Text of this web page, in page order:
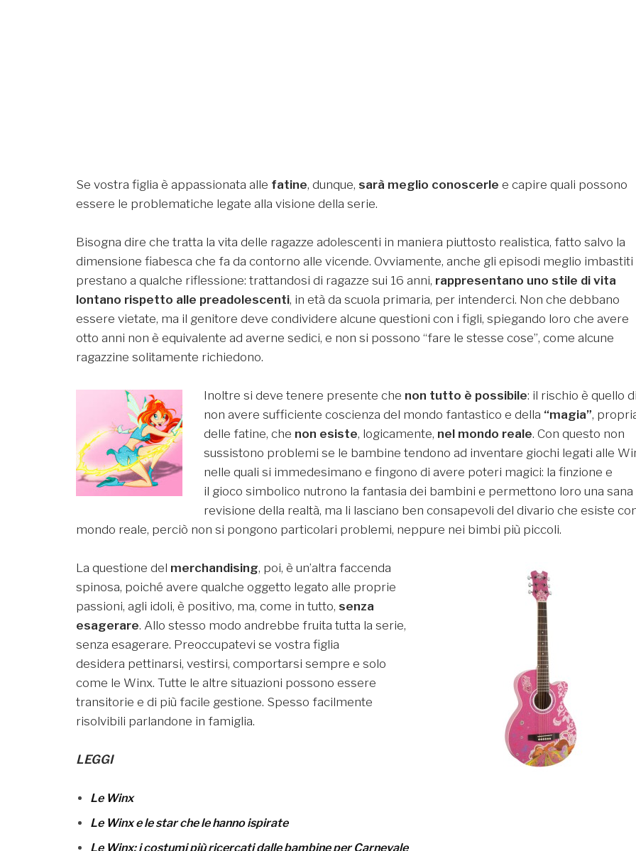
Se vostra figlia è appassionata alle fatine, dunque, sarà meglio conoscerle e capire quali possono
essere le problematiche legate alla visione della serie.
Bisogna dire che tratta la vita delle ragazze adolescenti in maniera piuttosto realistica, fatto salvo la
dimensione fiabesca che fa da contorno alle vicende. Ovviamente, anche gli episodi meglio imbastiti
prestano a qualche riflessione: trattandosi di ragazze sui 16 anni, rappresentano uno stile di vita
lontano rispetto alle preadolescenti, in età da scuola primaria, per intenderci. Non che debbano
essere vietate, ma il genitore deve condividere alcune questioni con i figli, spiegando loro che avere
otto anni non è equivalente ad averne sedici, e non si possono “fare le stesse cose”, come alcune
ragazzine solitamente richiedono.
Inoltre si deve tenere presente che non tutto è possibile: il rischio è quello di
non avere sufficiente coscienza del mondo fantastico e della “magia”,
delle fatine, che non esiste, logicamente, nel mondo reale. Con questo non
sussistono problemi se le bambine tendono ad inventare giochi legati alle
nelle quali si immedesimano e fingono di avere poteri magici: la finzione e
il gioco simbolico nutrono la fantasia dei bambini e permettono loro una sana
revisione della realtà, ma li lasciano ben consapevoli del divario che esiste
mondo reale, perciò non si pongono particolari problemi, neppure nei bimbi più piccoli.
La questione del merchandising, poi, è un’altra faccenda
spinosa, poiché avere qualche oggetto legato alle proprie
passioni, agli idoli, è positivo, ma, come in tutto, senza
esagerare. Allo stesso modo andrebbe fruita tutta la serie,
senza esagerare. Preoccupatevi se vostra figlia
desidera pettinarsi, vestirsi, comportarsi sempre e solo
come le Winx. Tutte le altre situazioni possono essere
transitorie e di più facile gestione. Spesso facilmente
risolvibili parlandone in famiglia.
LEGGI
Le Winx
Le Winx e le star che le hanno ispirate
Le Winx: i costumi più ricercati dalle bambine per Carnevale